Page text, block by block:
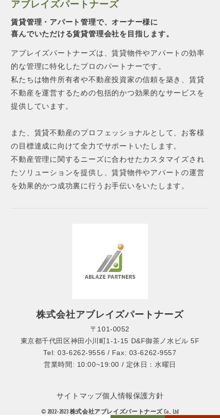
アブレイズパートナーズ
賃貸管理・アパート管理で、オーナー様に
喜んでいただける賃貸管理会社を目指します。
アブレイズパートナーズは、賃貸物件やアパートの効率
的な管理に特化したプロのパートナーです。
私たちは物件所有者や不動産投資家の信頼を築き、賃貸
不動産を運営するための包括的かつ効果的なサービスを
提供しています。
また、賃貸不動産のプロフェッショナルとして、お客様
の目標達成に向けて全力でサポートいたします。
不動産管理に関するニーズに合わせたカスタマイズされ
たソリューションを提供し、賃貸物件やアパートの運営
を効果的かつ成功裏に行うお手伝いをいたします。
株式会社アブレイズパートナーズ
〒101-0052
東京都千代田区神田小川町1-1-15 D&F御茶ノ水ビル 5F
Tel: 03-6262-9556 / Fax: 03-6262-9557
営業時間: 10:00~19:00 / 定休日：水曜日
© 2022-2023 株式会社アブレイズパートナーズ Co., Ltd
サイトマップ個人情報保護方針